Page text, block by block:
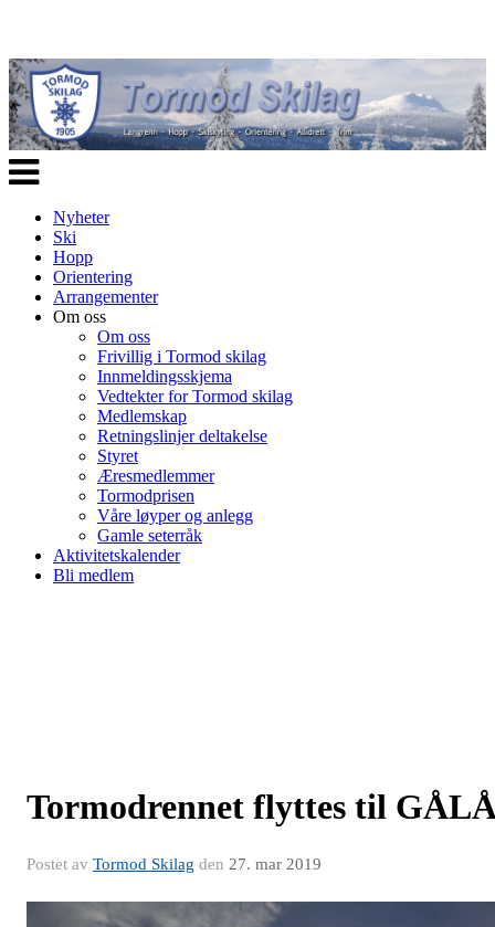
Veksle
navigasjon
Nyheter
Ski
Hopp
Orientering
Arrangementer
Om oss
Om oss
Frivillig i Tormod skilag
Innmeldingsskjema
Vedtekter for Tormod skilag
Medlemskap
Retningslinjer deltakelse
Styret
Æresmedlemmer
Tormodprisen
Våre løyper og anlegg
Gamle seterråk
Aktivitetskalender
Bli medlem
Tormodrennet flyttes til
Postet av Tormod Skilag den 27. mar 2019